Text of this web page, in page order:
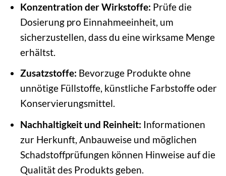
Konzentration der Wirkstoffe: Prüfe die
Dosierung pro Einnahmeeinheit, um
sicherzustellen, dass du eine wirksame Menge
erhältst.
Zusatzstoffe: Bevorzuge Produkte ohne
unnötige Füllstoffe, künstliche Farbstoffe oder
Konservierungsmittel.
Nachhaltigkeit und Reinheit: Informationen
zur Herkunft, Anbauweise und möglichen
Schadstoffprüfungen können Hinweise auf die
Qualität des Produkts geben.